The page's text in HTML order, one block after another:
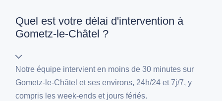
Quel est votre délai d'intervention à
Gometz-le-Châtel ?
Notre équipe intervient en moins de 30 minutes sur
Gometz-le-Châtel et ses environs, 24h/24 et 7j/7, y
compris les week-ends et jours fériés.